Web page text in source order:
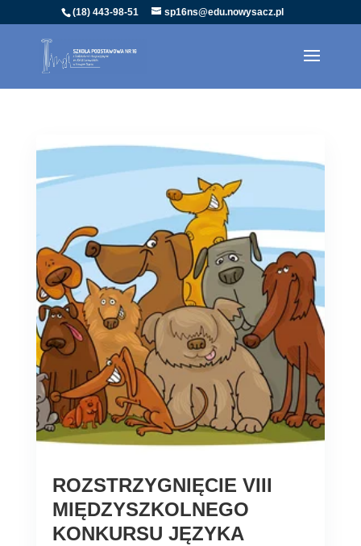
(18) 443-98-51 sp16ns@edu.nowysacz.pl
ROZSTRZYGNIĘCIE VIII
MIĘDZYSZKOLNEGO
KONKURSU JĘZYKA